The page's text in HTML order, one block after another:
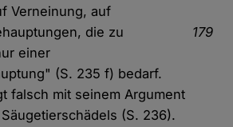
Verneinung, auf
die zu
einer
(S. 235 f) bedarf.
falsch mit seinem Argument
(S. 236).
179